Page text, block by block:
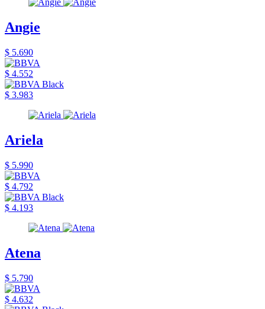
Angie
$ 5.690
$ 4.552
$ 3.983
Ariela
$ 5.990
$ 4.792
$ 4.193
Atena
$ 5.790
$ 4.632